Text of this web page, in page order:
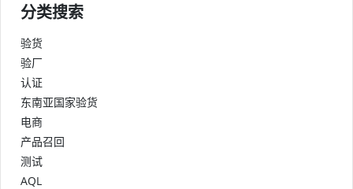
分类搜索
验货
验厂
认证
东南亚国家验货
电商
产品召回
测试
AQL